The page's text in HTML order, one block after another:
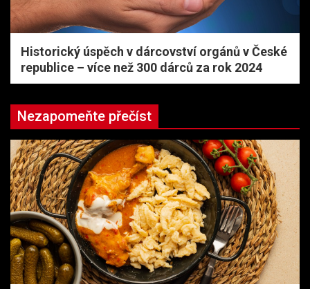
Historický úspěch v dárcovství orgánů v České
republice – více než 300 dárců za rok 2024
Nezapomeňte přečíst